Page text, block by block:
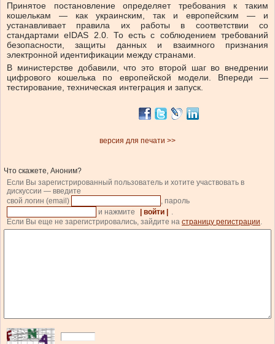
Принятое постановление определяет требования к таким
кошелькам — как украинским, так и европейским — и
устанавливает правила их работы в соответствии со
стандартами eIDAS 2.0. То есть с соблюдением требований
безопасности, защиты данных и взаимного признания
электронной идентификации между странами.
В министерстве добавили, что это второй шаг во внедрении
цифрового кошелька по европейской модели. Впереди —
тестирование, техническая интеграция и запуск.
версия для печати >>
Что скажете, Аноним?
Если Вы зарегистрированный пользователь и хотите участвовать в
дискуссии — введите
свой логин (email)
, пароль
и нажмите
| войти |
.
Если Вы еще не зарегистрировались, зайдите на страницу регистрации.